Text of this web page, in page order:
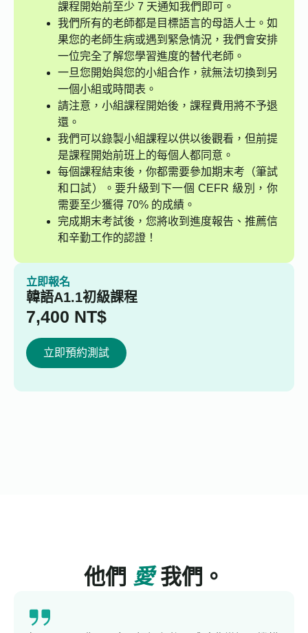
課程開始前至少 7 天通知我們即可。
我們所有的老師都是目標語言的母語人士。如
果您的老師生病或遇到緊急情況，我們會安排
一位完全了解您學習進度的替代老師。
一旦您開始與您的小組合作，就無法切換到另
一個小組或時間表。
請注意，小組課程開始後，課程費用將不予退
還。
我們可以錄製小組課程以供以後觀看，但前提
是課程開始前班上的每個人都同意。
每個課程結束後，你都需要參加期末考（筆試
和口試）。要升級到下一個 CEFR 級別，你
需要至少獲得 70% 的成績。
完成期末考試後，您將收到進度報告、推薦信
和辛勤工作的認證！
立即報名
韓語A1.1初級課程
7,400 NT$
立即預約測試
他們 愛我們。